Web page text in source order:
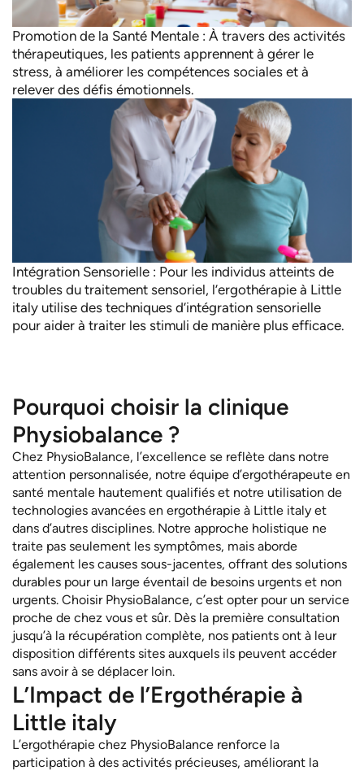
Promotion de la Santé Mentale : À travers des activités
thérapeutiques, les patients apprennent à gérer le
stress, à améliorer les compétences sociales et à
relever des défis émotionnels.
Intégration Sensorielle : Pour les individus atteints de
troubles du traitement sensoriel, l’ergothérapie à Little
italy utilise des techniques d’intégration sensorielle
pour aider à traiter les stimuli de manière plus efficace.
Pourquoi choisir la clinique
Physiobalance ?
Chez PhysioBalance, l’excellence se reflète dans notre
attention personnalisée, notre équipe d’ergothérapeute en
santé mentale hautement qualifiés et notre utilisation de
technologies avancées en ergothérapie à Little italy et
dans d’autres disciplines. Notre approche holistique ne
traite pas seulement les symptômes, mais aborde
également les causes sous-jacentes, offrant des solutions
durables pour un large éventail de besoins urgents et non
urgents. Choisir PhysioBalance, c’est opter pour un service
proche de chez vous et sûr. Dès la première consultation
jusqu’à la récupération complète, nos patients ont à leur
disposition différents sites auxquels ils peuvent accéder
sans avoir à se déplacer loin.
L’Impact de l’Ergothérapie à
Little italy
L’ergothérapie chez PhysioBalance renforce la
participation à des activités précieuses, améliorant la